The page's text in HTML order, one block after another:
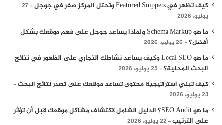
كيف تظهر في Featured Snippets وتحتل المركز صفر في جوجل
27
يوليو، 2026
ما هو Schema Markup ولماذا يساعد جوجل على فهم موقعك بشكل
أفضل؟
26 يوليو، 2026
ما هو Local SEO وكيف يساعد نشاطك التجاري على الظهور في نتائج
البحث المحلية؟
25 يوليو، 2026
كيف تبني استراتيجية محتوى تساعد موقعك على تصدر نتائج البحث
23 يوليو، 2026
ما هو SEO Audit؟ الدليل الشامل لاكتشاف مشاكل موقعك قبل أن تؤثر
على الترتيب 22 يوليو، 2026